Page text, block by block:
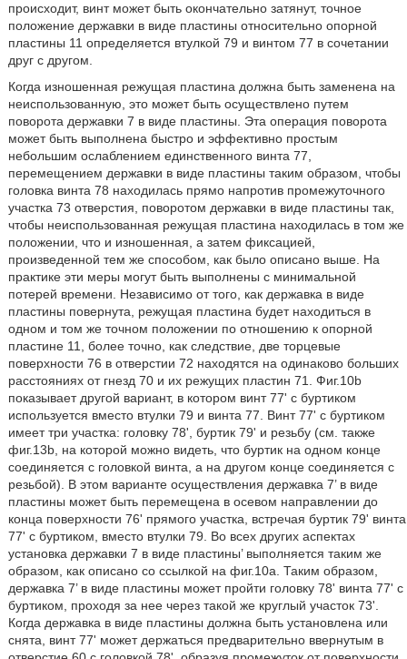
происходит, винт может быть окончательно затянут, точное
положение державки в виде пластины относительно опорной
пластины 11 определяется втулкой 79 и винтом 77 в сочетании
друг с другом.
Когда изношенная режущая пластина должна быть заменена на
неиспользованную, это может быть осуществлено путем
поворота державки 7 в виде пластины. Эта операция поворота
может быть выполнена быстро и эффективно простым
небольшим ослаблением единственного винта 77,
перемещением державки в виде пластины таким образом, чтобы
головка винта 78 находилась прямо напротив промежуточного
участка 73 отверстия, поворотом державки в виде пластины так,
чтобы неиспользованная режущая пластина находилась в том же
положении, что и изношенная, а затем фиксацией,
произведенной тем же способом, как было описано выше. На
практике эти меры могут быть выполнены с минимальной
потерей времени. Независимо от того, как державка в виде
пластины повернута, режущая пластина будет находиться в
одном и том же точном положении по отношению к опорной
пластине 11, более точно, как следствие, две торцевые
поверхности 76 в отверстии 72 находятся на одинаково больших
расстояниях от гнезд 70 и их режущих пластин 71. Фиг.10b
показывает другой вариант, в котором винт 77' с буртиком
используется вместо втулки 79 и винта 77. Винт 77' с буртиком
имеет три участка: головку 78', буртик 79' и резьбу (см. также
фиг.13b, на которой можно видеть, что буртик на одном конце
соединяется с головкой винта, а на другом конце соединяется с
резьбой). В этом варианте осуществления державка 7’ в виде
пластины может быть перемещена в осевом направлении до
конца поверхности 76' прямого участка, встречая буртик 79' винта
77' с буртиком, вместо втулки 79. Во всех других аспектах
установка державки 7 в виде пластины’ выполняется таким же
образом, как описано со ссылкой на фиг.10a. Таким образом,
державка 7’ в виде пластины может пройти головку 78' винта 77' с
буртиком, проходя за нее через такой же круглый участок 73'.
Когда державка в виде пластины должна быть установлена или
снята, винт 77' может держаться предварительно ввернутым в